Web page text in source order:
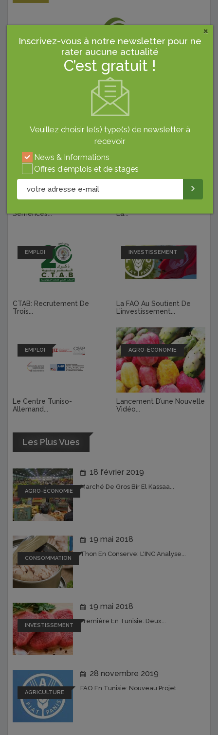
EVÉNEMENTS
Semences...
La...
EMPLOI
CTAB: Recrutement De
Trois...
INVESTISSEMENT
La FAO Au Soutient De
L’investissement...
EMPLOI
Le Centre Tuniso-
Allemand...
AGRO-ÉCONOMIE
Lancement D’une Nouvelle
Vidéo...
Les Plus Vues
AGRO-ÉCONOMIE
18 février 2019
Marché De Gros Bir El Kassaa...
CONSOMMATION
19 mai 2018
Thon En Conserve: L'INC Analyse...
INVESTISSEMENT
19 mai 2018
Première En Tunisie: Deux...
AGRICULTURE
28 novembre 2019
FAO En Tunisie: Nouveau Projet...
×
Inscrivez-vous à notre newsletter pour ne
rater aucune actualité
C’est gratuit !
Veuillez choisir le(s) type(s) de newsletter à
recevoir
News & Informations
Offres d'emplois et de stages